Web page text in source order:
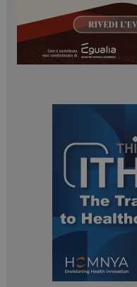
PHPSESSID